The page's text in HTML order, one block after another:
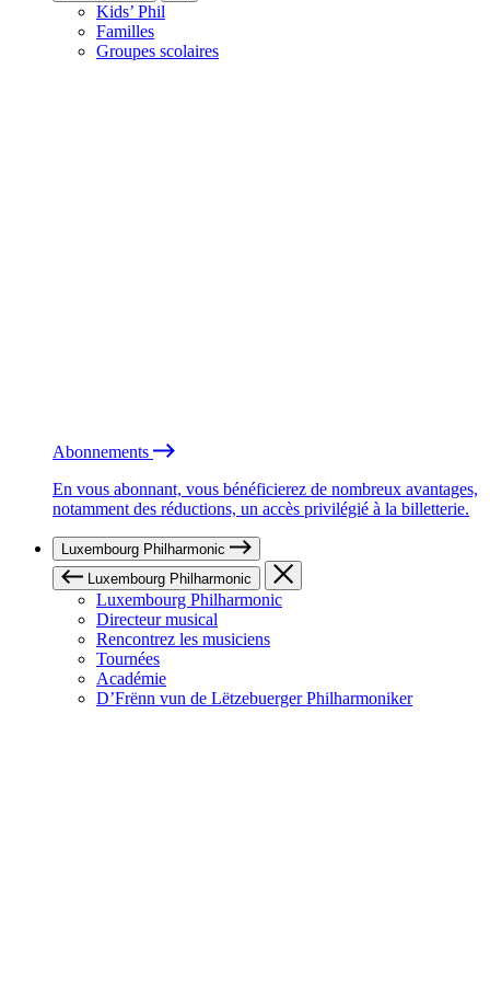
Kids’ Phil
Familles
Groupes scolaires
Abonnements
En vous abonnant, vous bénéficierez de nombreux avantages,
notamment des réductions, un accès privilégié à la billetterie.
Luxembourg Philharmonic
Luxembourg Philharmonic
Luxembourg Philharmonic
Directeur musical
Rencontrez les musiciens
Tournées
Académie
D’Frënn vun de Lëtzebuerger Philharmoniker